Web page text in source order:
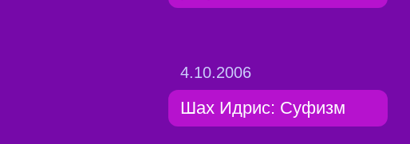
4.10.2006
Шах Идрис: Суфизм